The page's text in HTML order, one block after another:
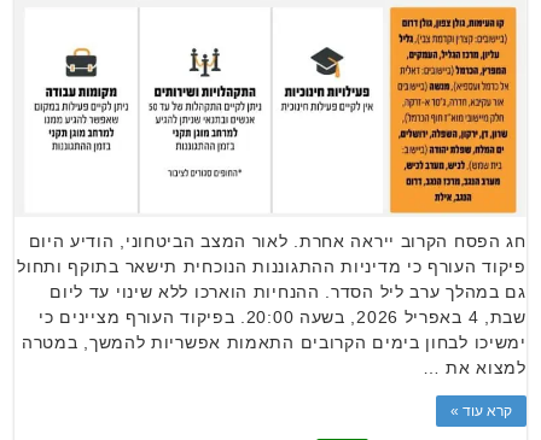
חג הפסח הקרוב ייראה אחרת. לאור המצב הביטחוני, הודיע היום
פיקוד העורף כי מדיניות ההתגוננות הנוכחית תישאר בתוקף ותחול
גם במהלך ערב ליל הסדר. ההנחיות הוארכו ללא שינוי עד ליום
שבת, 4 באפריל 2026, בשעה 20:00. בפיקוד העורף מציינים כי
ימשיכו לבחון בימים הקרובים התאמות אפשריות להמשך, במטרה
למצוא את …
קרא עוד »